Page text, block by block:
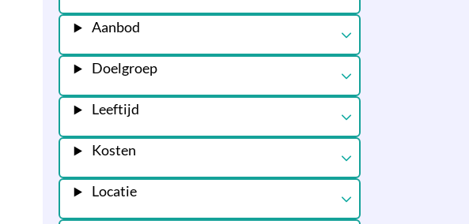
Aanbod
Doelgroep
Leeftijd
Kosten
Locatie